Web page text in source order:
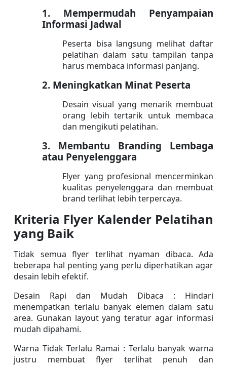
1. Mempermudah Penyampaian
Informasi Jadwal
Peserta bisa langsung melihat daftar
pelatihan dalam satu tampilan tanpa
harus membaca informasi panjang.
2. Meningkatkan Minat Peserta
Desain visual yang menarik membuat
orang lebih tertarik untuk membaca
dan mengikuti pelatihan.
3. Membantu Branding Lembaga
atau Penyelenggara
Flyer yang profesional mencerminkan
kualitas penyelenggara dan membuat
brand terlihat lebih terpercaya.
Kriteria Flyer Kalender Pelatihan
yang Baik
Tidak semua flyer terlihat nyaman dibaca. Ada
beberapa hal penting yang perlu diperhatikan agar
desain lebih efektif.
Desain Rapi dan Mudah Dibaca : Hindari
menempatkan terlalu banyak elemen dalam satu
area. Gunakan layout yang teratur agar informasi
mudah dipahami.
Warna Tidak Terlalu Ramai : Terlalu banyak warna
justru membuat flyer terlihat penuh dan